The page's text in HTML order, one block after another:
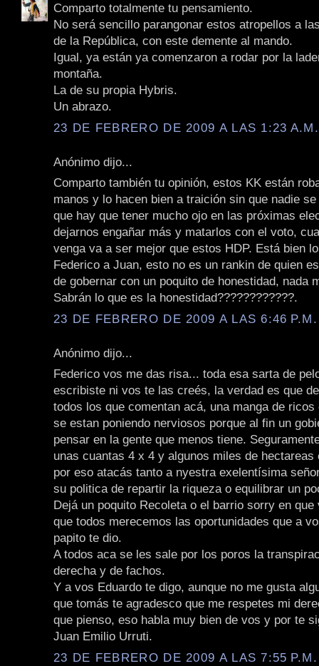
Comparto totalmente tu pensamiento.
No será sencillo parangonar estos atropellos a
de la República, con este demente al mando.
Igual, ya están ya comenzaron a rodar por la
montaña.
La de su propia Hybris.
Un abrazo.
23 DE FEBRERO DE 2009 A LAS 1:23 A.M.
Anónimo dijo...
Comparto también tu opinión, estos KK están
manos y lo hacen bien a traición sin que nadie
que hay que tener mucho ojo en las próximas
dejarnos engañar más y matarlos con el voto,
venga va a ser mejor que estos HDP. Está bien
Federico a Juan, esto no es un rankin de quien
de gobernar con un poquito de honestidad, nada
Sabrán lo que es la honestidad????????????.
23 DE FEBRERO DE 2009 A LAS 6:46 P.M.
Anónimo dijo...
Federico vos me das risa... toda esa sarta de
escribiste ni vos te las creés, la verdad es que
todos los que comentan acá, una manga de ricos
se estan poniendo nerviosos porque al fin un
pensar en la gente que menos tiene.
unas cuantas 4 x 4 y algunos miles de hectareas
por eso atacás tanto a nyestra exelentísima
su politica de repartir la riqueza o equilibrar un
Dejá un poquito Recoleta o el barrio sorry en
que todos merecemos las oportunidades que a
papito te dio.
A todos aca se les sale por los poros la
derecha y de fachos.
Y a vos Eduardo te digo, aunque no me gusta
que tomás te agradesco que me respetes mi
que pienso, eso habla muy bien de vos y por te
Juan Emilio Urruti.
23 DE FEBRERO DE 2009 A LAS 7:55 P.M.